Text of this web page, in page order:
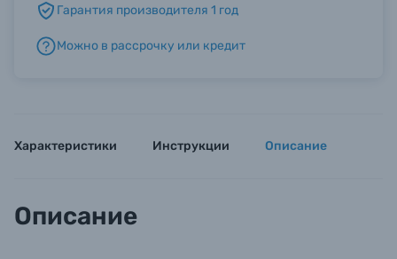
Б/У фототехника (Комиссионные товары)
Гарантия производителя 1 год
Можно в рассрочку или кредит
Характеристики Инструкции Описание
Описание